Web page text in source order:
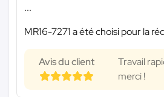
...
MR16-7271 a été choisi pour la
Avis du client
Travail
merci !